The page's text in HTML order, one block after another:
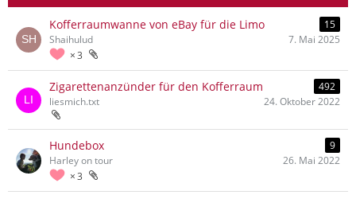
Kofferraumwanne von eBay für die Limo 15
3
Shaihulud 7. Mai 2025
Zigarettenanzünder für den Kofferraum
492
liesmich.txt
24. Oktober 2022
Hundebox 9
3
Harley on tour 26. Mai 2022